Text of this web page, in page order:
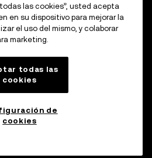
las cookies”, usted acepta
en su dispositivo para mejorar la
el uso del mismo, y colaborar
marketing.
todas las
cookies
de
cookies